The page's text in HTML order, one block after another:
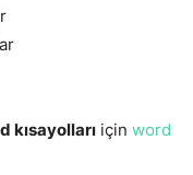
kısayolları için word